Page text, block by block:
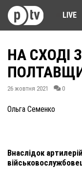
LIVE
НА СХОДІ
26 жовтня 2021 0
Ольга Семенко
Внаслідок